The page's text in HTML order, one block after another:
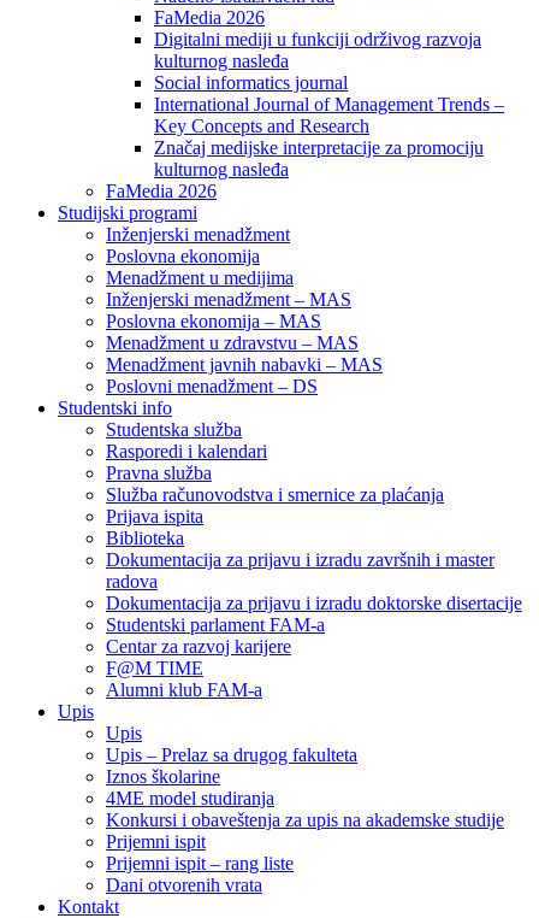
FaMedia 2026
Digitalni mediji u funkciji održivog razvoja
kulturnog nasleđa
Social informatics journal
International Journal of Management Trends –
Key Concepts and Research
Značaj medijske interpretacije za promociju
kulturnog nasleđa
FaMedia 2026
Studijski programi
Inženjerski menadžment
Poslovna ekonomija
Menadžment u medijima
Inženjerski menadžment – MAS
Poslovna ekonomija – MAS
Menadžment u zdravstvu – MAS
Menadžment javnih nabavki – MAS
Poslovni menadžment – DS
Studentski info
Studentska služba
Rasporedi i kalendari
Pravna služba
Služba računovodstva i smernice za plaćanja
Prijava ispita
Biblioteka
Dokumentacija za prijavu i izradu završnih i master
radova
Dokumentacija za prijavu i izradu doktorske disertacije
Studentski parlament FAM-a
Centar za razvoj karijere
F@M TIME
Alumni klub FAM-a
Upis
Upis
Upis – Prelaz sa drugog fakulteta
Iznos školarine
4ME model studiranja
Konkursi i obaveštenja za upis na akademske studije
Prijemni ispit
Prijemni ispit – rang liste
Dani otvorenih vrata
Kontakt